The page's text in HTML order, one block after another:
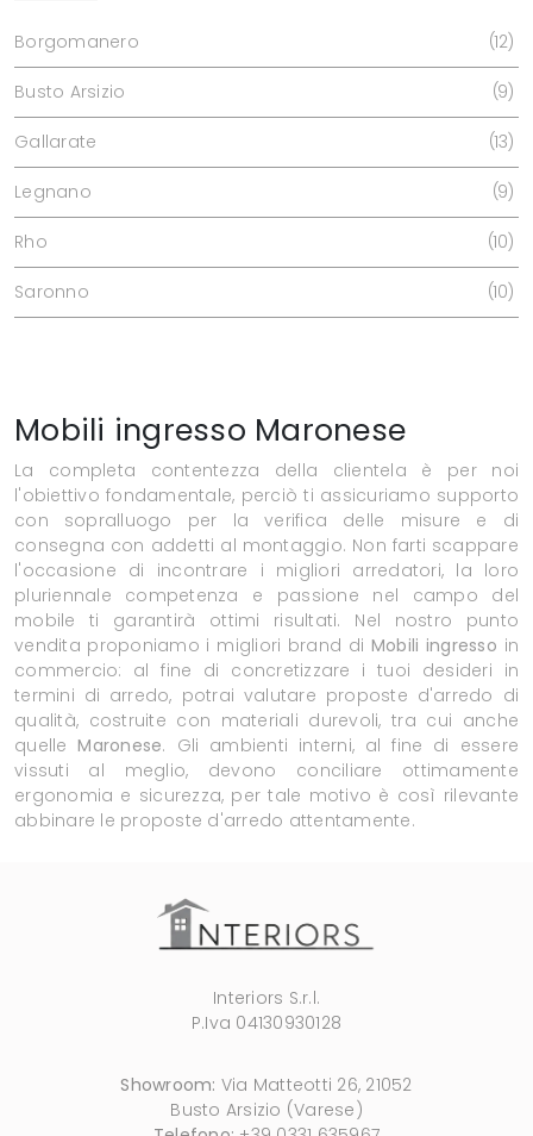
Borgomanero 12
Busto Arsizio 9
Gallarate 13
Legnano 9
Rho 10
Saronno 10
Mobili ingresso Maronese
La completa contentezza della clientela è per noi
l'obiettivo fondamentale, perciò ti assicuriamo supporto
con sopralluogo per la verifica delle misure e di
consegna con addetti al montaggio. Non farti scappare
l'occasione di incontrare i migliori arredatori, la loro
pluriennale competenza e passione nel campo del
mobile ti garantirà ottimi risultati. Nel nostro punto
vendita proponiamo i migliori brand di Mobili ingresso in
commercio: al fine di concretizzare i tuoi desideri in
termini di arredo, potrai valutare proposte d'arredo di
qualità, costruite con materiali durevoli, tra cui anche
quelleMaronese. Gli ambienti interni, al fine di essere
vissuti al meglio, devono conciliare ottimamente
ergonomia e sicurezza, per tale motivo è così rilevante
abbinare le proposte d'arredo attentamente.
Interiors S.r.l.
P.Iva 04130930128
Showroom: Via Matteotti 26, 21052
Busto Arsizio (Varese)